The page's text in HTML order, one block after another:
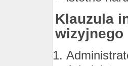
Klauzula
wizyjnego